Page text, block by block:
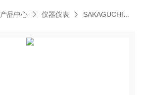
产品中心 仪器仪表 SAKAGUCHI日本坂口电热